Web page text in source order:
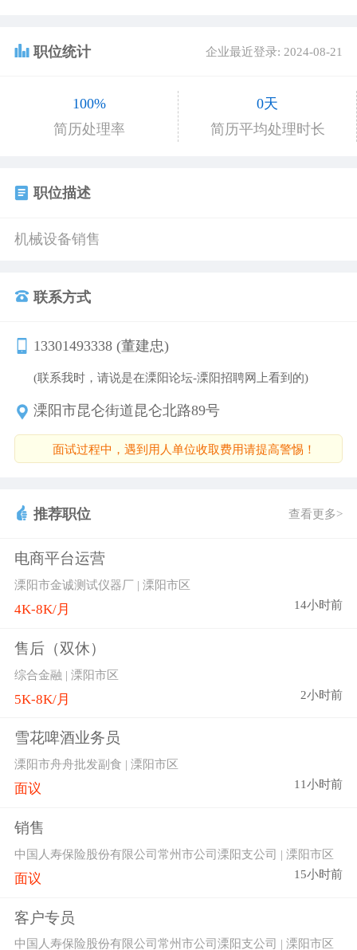
职位统计 企业最近登录: 2024-08-21
100%
简历处理率
0天
简历平均处理时长
职位描述
机械设备销售
联系方式
13301493338 (董建忠)
(联系我时，请说是在溧阳论坛-溧阳招聘网上看到的)
溧阳市昆仑街道昆仑北路89号
面试过程中，遇到用人单位收取费用请提高警惕！
推荐职位 查看更多>
电商平台运营
溧阳市金诚测试仪器厂 | 溧阳市区
4K-8K/月 14小时前
售后（双休）
综合金融 | 溧阳市区
5K-8K/月 2小时前
雪花啤酒业务员
溧阳市舟舟批发副食 | 溧阳市区
面议 11小时前
销售
中国人寿保险股份有限公司常州市公司溧阳支公司 | 溧阳市区
面议 15小时前
客户专员
中国人寿保险股份有限公司常州市公司溧阳支公司 | 溧阳市区